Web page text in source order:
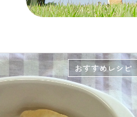
おすすめレシピ